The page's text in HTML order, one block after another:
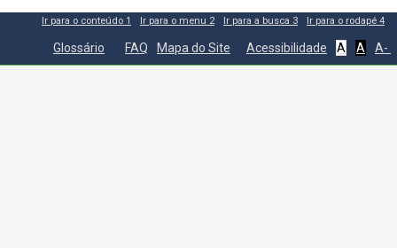
Ir para o conteúdo 1 Ir para o menu 2 Ir para a busca 3 Ir para o rodapé 4
Glossário FAQ Mapa do Site Acessibilidade A A A-